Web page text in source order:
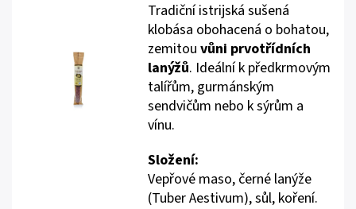
Tradiční istrijská sušená
klobása obohacená o bohatou,
zemitouvůni prvotřídních
lanýžů. Ideální k předkrmovým
talířům, gurmánským
sendvičům nebo k sýrům a
vínu.
Složení:
Vepřové maso, černé lanýže
(Tuber Aestivum), sůl, koření.